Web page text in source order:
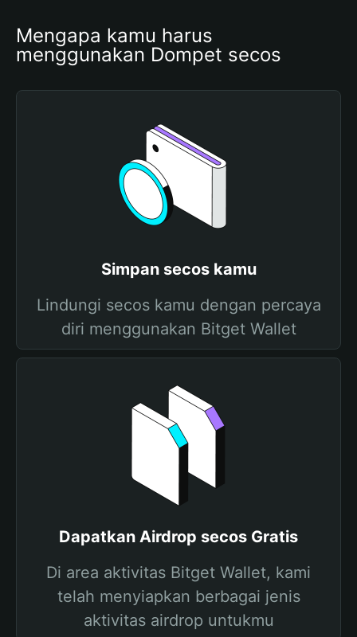
Mengapa kamu harus
menggunakan Dompet secos
Simpan secos kamu
Lindungi secos kamu dengan percaya
diri menggunakan Bitget Wallet
Dapatkan Airdrop secos Gratis
Di area aktivitas Bitget Wallet, kami
telah menyiapkan berbagai jenis
aktivitas airdrop untukmu